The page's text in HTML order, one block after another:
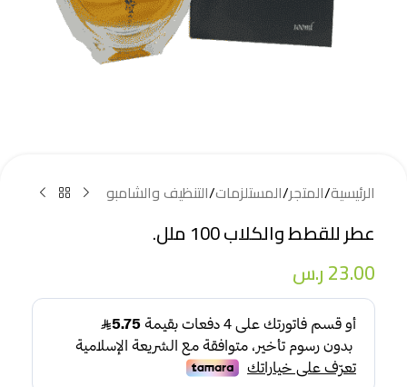
الرئيسية/المتجر/المستلزمات/التنظيف والشامبو
عطر للقطط والكلاب 100 ملل.
23.00ر.س